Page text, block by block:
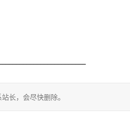
长，会尽快删除。